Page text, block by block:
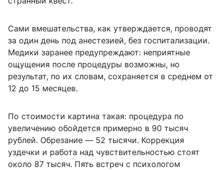
Сами вмешательства, как утверждается, проводят
за один день под анестезией, без госпитализации.
Медики заранее предупреждают: неприятные
ощущения после процедуры возможны, но
результат, по их словам, сохраняется в среднем от
12 до 15 месяцев.
По стоимости картина такая: процедура по
увеличению обойдется примерно в 90 тысяч
рублей. Обрезание — 52 тысячи. Коррекция
уздечки и работа над чувствительностью стоят
около 87 тысяч. Пять встреч с психологом